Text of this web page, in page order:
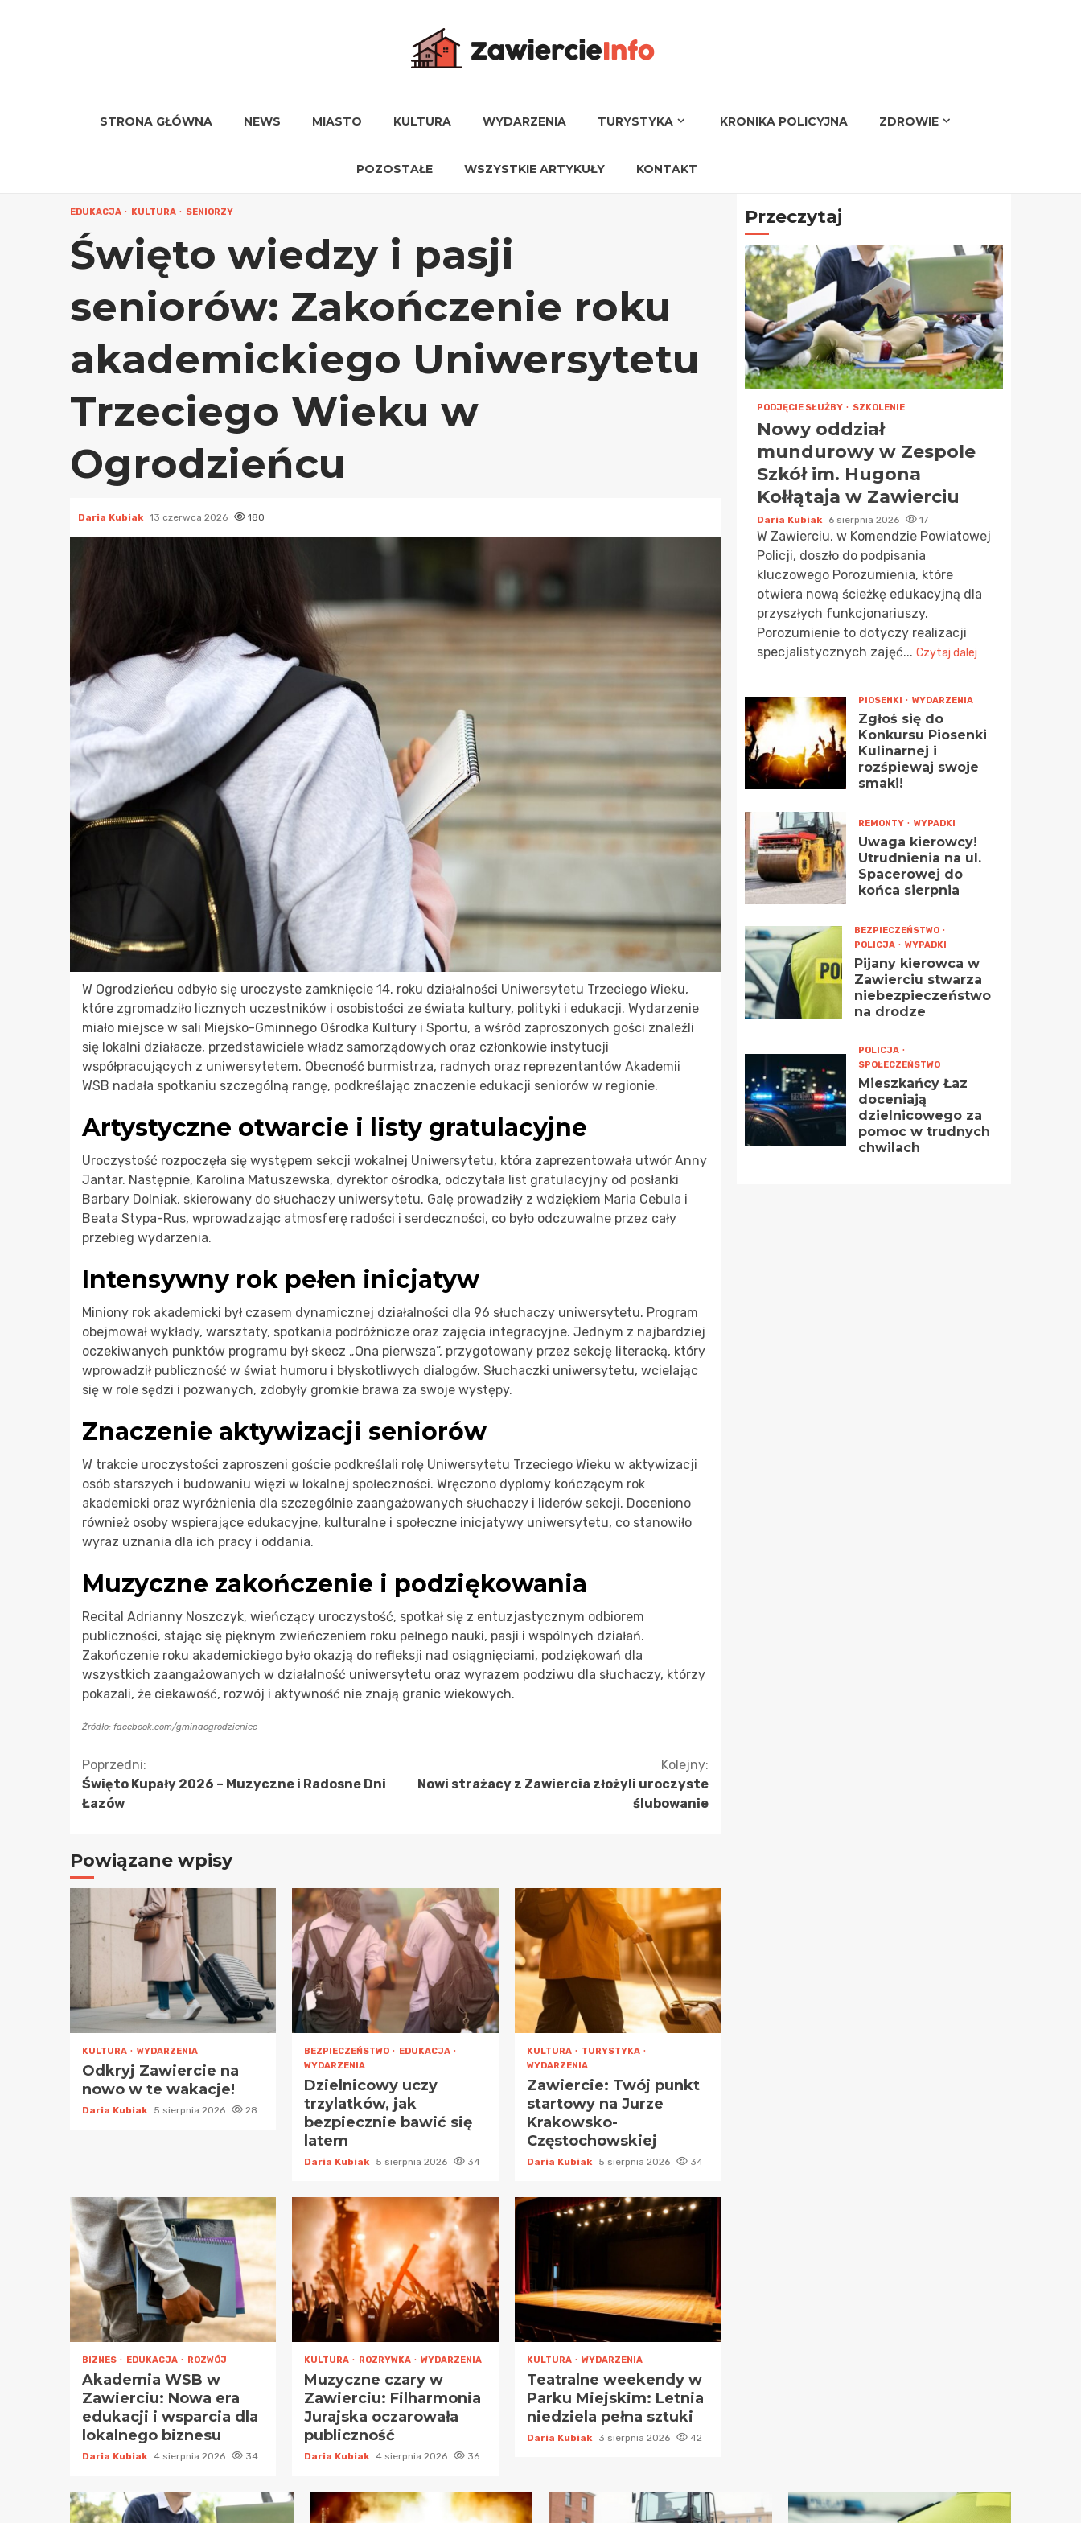
STRONA GŁÓWNA NEWS MIASTO KULTURA WYDARZENIA TURYSTYKA KRONIKA POLICYJNA ZDROWIE
POZOSTAŁE WSZYSTKIE ARTYKUŁY KONTAKT
EDUKACJA KULTURA SENIORZY
Święto wiedzy i pasji
seniorów: Zakończenie roku
akademickiego Uniwersytetu
Trzeciego Wieku w
Ogrodzieńcu
Daria Kubiak 13 czerwca 2026 180
W Ogrodzieńcu odbyło się uroczyste zamknięcie 14. roku działalności Uniwersytetu Trzeciego Wieku,
które zgromadziło licznych uczestników i osobistości ze świata kultury, polityki i edukacji. Wydarzenie
miało miejsce w sali Miejsko-Gminnego Ośrodka Kultury i Sportu, a wśród zaproszonych gości znaleźli
się lokalni działacze, przedstawiciele władz samorządowych oraz członkowie instytucji
współpracujących z uniwersytetem. Obecność burmistrza, radnych oraz reprezentantów Akademii
WSB nadała spotkaniu szczególną rangę, podkreślając znaczenie edukacji seniorów w regionie.
Artystyczne otwarcie i listy gratulacyjne
Uroczystość rozpoczęła się występem sekcji wokalnej Uniwersytetu, która zaprezentowała utwór Anny
Jantar. Następnie, Karolina Matuszewska, dyrektor ośrodka, odczytała list gratulacyjny od posłanki
Barbary Dolniak, skierowany do słuchaczy uniwersytetu. Galę prowadziły z wdziękiem Maria Cebula i
Beata Stypa-Rus, wprowadzając atmosferę radości i serdeczności, co było odczuwalne przez cały
przebieg wydarzenia.
Intensywny rok pełen inicjatyw
Miniony rok akademicki był czasem dynamicznej działalności dla 96 słuchaczy uniwersytetu. Program
obejmował wykłady, warsztaty, spotkania podróżnicze oraz zajęcia integracyjne. Jednym z najbardziej
oczekiwanych punktów programu był skecz „Ona pierwsza”, przygotowany przez sekcję literacką, który
wprowadził publiczność w świat humoru i błyskotliwych dialogów. Słuchaczki uniwersytetu, wcielając
się w role sędzi i pozwanych, zdobyły gromkie brawa za swoje występy.
Znaczenie aktywizacji seniorów
W trakcie uroczystości zaproszeni goście podkreślali rolę Uniwersytetu Trzeciego Wieku w aktywizacji
osób starszych i budowaniu więzi w lokalnej społeczności. Wręczono dyplomy kończącym rok
akademicki oraz wyróżnienia dla szczególnie zaangażowanych słuchaczy i liderów sekcji. Doceniono
również osoby wspierające edukacyjne, kulturalne i społeczne inicjatywy uniwersytetu, co stanowiło
wyraz uznania dla ich pracy i oddania.
Muzyczne zakończenie i podziękowania
Recital Adrianny Noszczyk, wieńczący uroczystość, spotkał się z entuzjastycznym odbiorem
publiczności, stając się pięknym zwieńczeniem roku pełnego nauki, pasji i wspólnych działań.
Zakończenie roku akademickiego było okazją do refleksji nad osiągnięciami, podziękowań dla
wszystkich zaangażowanych w działalność uniwersytetu oraz wyrazem podziwu dla słuchaczy, którzy
pokazali, że ciekawość, rozwój i aktywność nie znają granic wiekowych.
Źródło: facebook.com/gminaogrodzieniec
Kontynuuj
czytanie
Poprzedni:
Święto Kupały 2026 – Muzyczne i Radosne Dni
Łazów
Kolejny:
Nowi strażacy z Zawiercia złożyli uroczyste
ślubowanie
Powiązane wpisy
KULTURA WYDARZENIA
Odkryj Zawiercie na
nowo w te wakacje!
Daria Kubiak 5 sierpnia 2026 28
BEZPIECZEŃSTWO
EDUKACJA
WYDARZENIA
Dzielnicowy uczy
trzylatków, jak
bezpiecznie bawić się
latem
Daria Kubiak 5 sierpnia 2026 34
KULTURA
TURYSTYKA
WYDARZENIA
Zawiercie: Twój punkt
startowy na Jurze
Krakowsko-
Częstochowskiej
Daria Kubiak 5 sierpnia 2026 34
BIZNES EDUKACJA ROZWÓJ
Akademia WSB w
Zawierciu: Nowa era
edukacji i wsparcia dla
lokalnego biznesu
Daria Kubiak 4 sierpnia 2026 34
KULTURA ROZRYWKA WYDARZENIA
Muzyczne czary w
Zawierciu: Filharmonia
Jurajska oczarowała
publiczność
Daria Kubiak 4 sierpnia 2026 36
KULTURA WYDARZENIA
Teatralne weekendy w
Parku Miejskim: Letnia
niedziela pełna sztuki
Daria Kubiak 3 sierpnia 2026 42
Przeczytaj
PODJĘCIE SŁUŻBY SZKOLENIE
Nowy oddział
mundurowy w Zespole
Szkół im. Hugona
Kołłątaja w Zawierciu
Daria Kubiak 6 sierpnia 2026 17
W Zawierciu, w Komendzie Powiatowej
Policji, doszło do podpisania
kluczowego Porozumienia, które
otwiera nową ścieżkę edukacyjną dla
przyszłych funkcjonariuszy.
Porozumienie to dotyczy realizacji
specjalistycznych zajęć... Czytaj dalej
PIOSENKI WYDARZENIA
Zgłoś się do
Konkursu Piosenki
Kulinarnej i
rozśpiewaj swoje
smaki!
REMONTY WYPADKI
Uwaga kierowcy!
Utrudnienia na ul.
Spacerowej do
końca sierpnia
BEZPIECZEŃSTWO
POLICJA
WYPADKI
Pijany kierowca w
Zawierciu stwarza
niebezpieczeństwo
na drodze
POLICJA
SPOŁECZEŃSTWO
Mieszkańcy Łaz
doceniają
dzielnicowego za
pomoc w trudnych
chwilach